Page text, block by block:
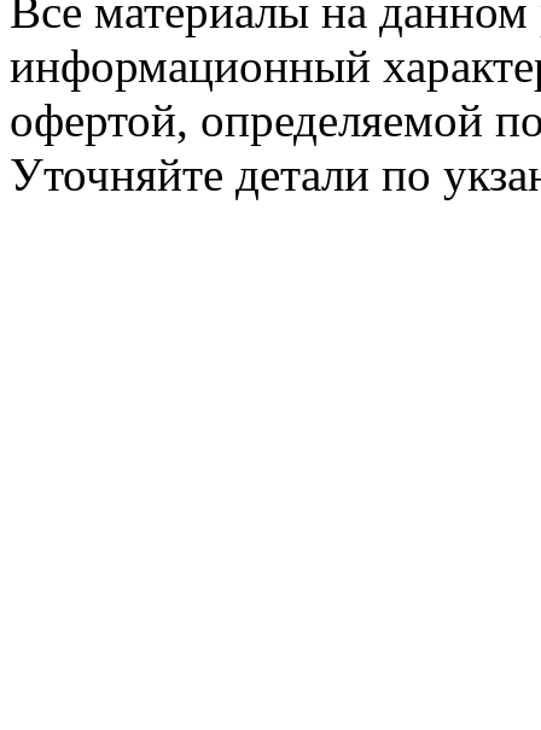
Все материалы на данном
информационный
офертой, определяемой
Уточняйте детали по